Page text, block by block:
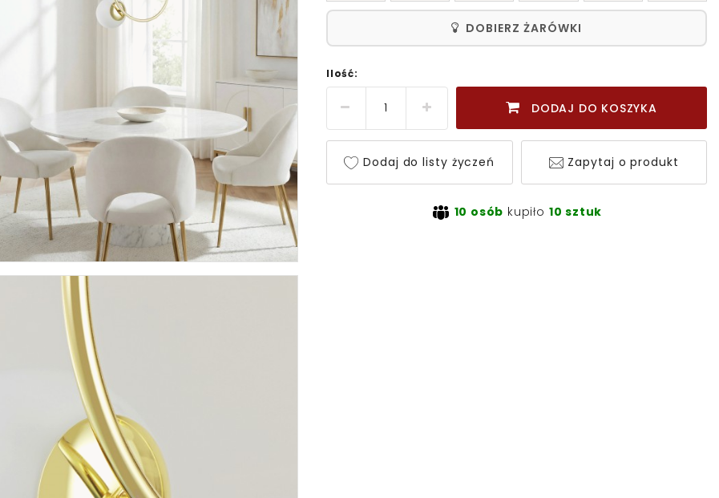
DOBIERZ ŻARÓWKI
Ilość:
DODAJ DO KOSZYKA
Dodaj do listy życzeń Zapytaj o produkt
10 osób kupiło 10 sztuk